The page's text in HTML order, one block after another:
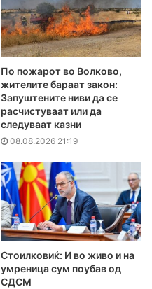
По пожарот во Волково,
жителите бараат закон:
Запуштените ниви да се
расчистуваат или да
следуваат казни
08.08.2026 21:19
Стоилковиќ: И во живо и на
умреница сум поубав од
СДСМ